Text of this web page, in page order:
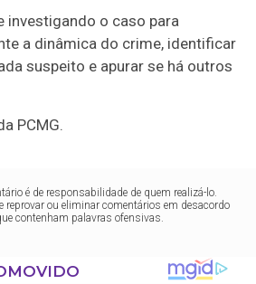
investigando o caso para
a dinâmica do crime, identificar
suspeito e apurar se há outros
PCMG.
é de responsabilidade de quem realizá-lo.
reprovar ou eliminar comentários em desacordo
contenham palavras ofensivas.